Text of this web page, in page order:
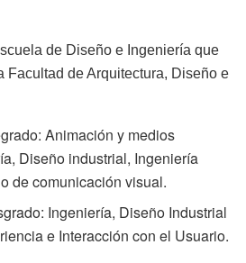
de Diseño e Ingeniería que
Facultad de Arquitectura, Diseño e
Animación y medios
Diseño industrial, Ingeniería
de comunicación visual.
Ingeniería, Diseño Industrial
e Interacción con el Usuario.